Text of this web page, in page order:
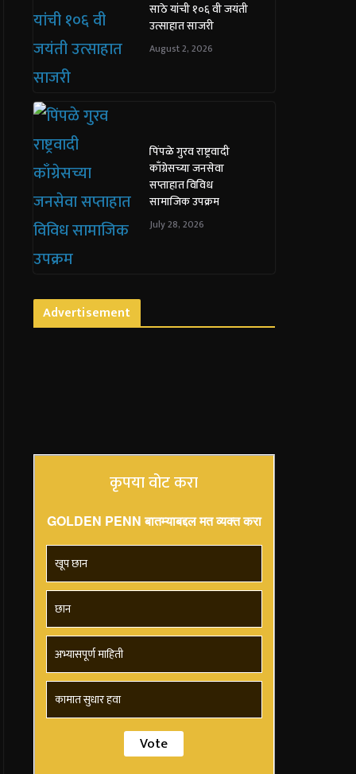
साठे यांची १०६ वी जयंती
उत्साहात साजरी
August 2, 2026
पिंपळे गुरव राष्ट्रवादी
काँग्रेसच्या जनसेवा
सप्ताहात विविध
सामाजिक उपक्रम
July 28, 2026
Advertisement
कृपया वोट करा
GOLDEN PENN बातम्याबद्दल मत व्यक्त करा
खूप छान
छान
अभ्यासपूर्ण माहिती
कामात सुधार हवा